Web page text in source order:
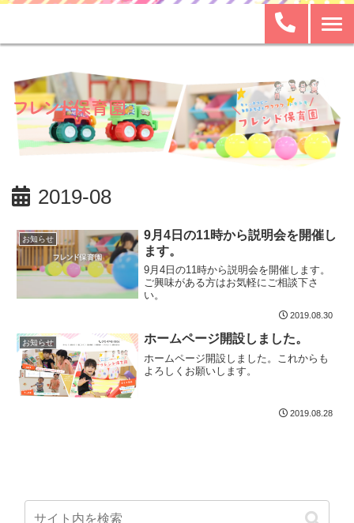
2019-08
お知らせ
9月4日の11時から説明会を開催し
ます。
9月4日の11時から説明会を開催します。
ご興味がある方はお気軽にご相談下さ
い。
2019.08.30
お知らせ ホームページ開設しました。
ホームページ開設しました。これからも
よろしくお願いします。
2019.08.28